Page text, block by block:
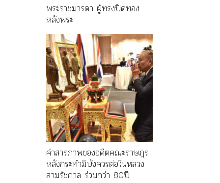
พระราชมารดา ผู้ทรงปิดทอง
หลังพระ
คำสารภาพของอดีตคณะราษฎร
หลังกระทำมิบังควรต่อในหลวง
สามรัชกาล ร่วมกว่า 80ปี